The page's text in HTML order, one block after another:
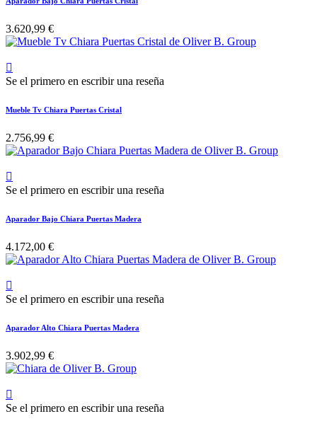
3.620,99 €

Se el primero en escribir una reseña
Mueble Tv Chiara Puertas Cristal
2.756,99 €

Se el primero en escribir una reseña
Aparador Bajo Chiara Puertas Madera
4.172,00 €

Se el primero en escribir una reseña
Aparador Alto Chiara Puertas Madera
3.902,99 €

Se el primero en escribir una reseña